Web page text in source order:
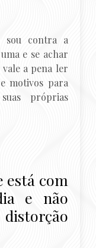
sou contra a
e se achar
a pena ler
motivos para
próprias
está com
e não